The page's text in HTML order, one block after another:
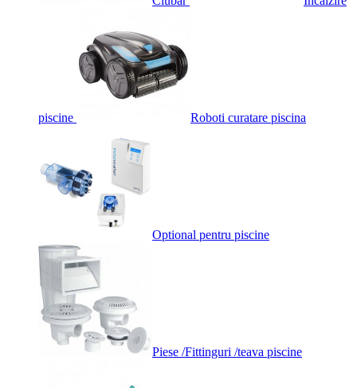
piscine Roboti curatare piscina
Optional pentru piscine
Piese /Fittinguri /teava piscine